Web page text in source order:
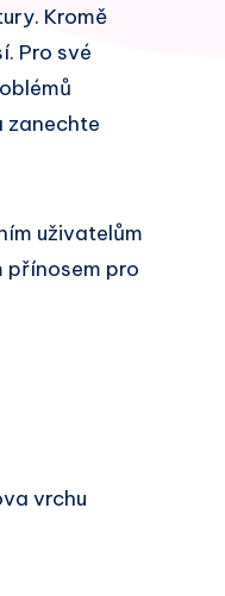
Kromě
Pro své
zanechte
uživatelům
přínosem pro
vrchu